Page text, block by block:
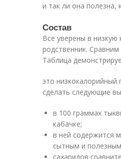
и так ли она полезна,
Состав
Все уверены в
родственник.
Таблица
это низкокалорийный
сделать следующие
в 100 граммах
кабачке;
в ней содержится
сытным и
сахаридов